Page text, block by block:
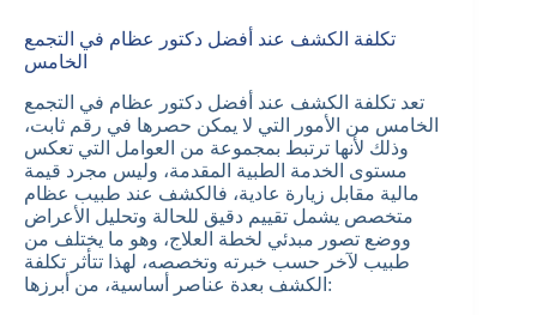
تكلفة الكشف عند أفضل دكتور عظام في التجمع
الخامس
تعد تكلفة الكشف عند أفضل دكتور عظام في التجمع
الخامس من الأمور التي لا يمكن حصرها في رقم ثابت،
وذلك لأنها ترتبط بمجموعة من العوامل التي تعكس
مستوى الخدمة الطبية المقدمة، وليس مجرد قيمة
مالية مقابل زيارة عادية، فالكشف عند طبيب عظام
متخصص يشمل تقييم دقيق للحالة وتحليل الأعراض
ووضع تصور مبدئي لخطة العلاج، وهو ما يختلف من
طبيب لآخر حسب خبرته وتخصصه، لهذا تتأثر تكلفة
الكشف بعدة عناصر أساسية، من أبرزها: